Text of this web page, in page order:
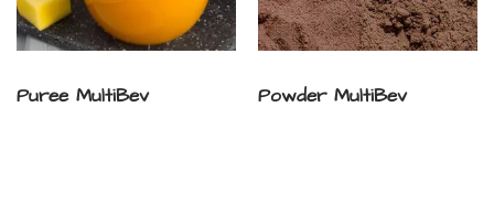
Puree MultiBev Powder MultiBev